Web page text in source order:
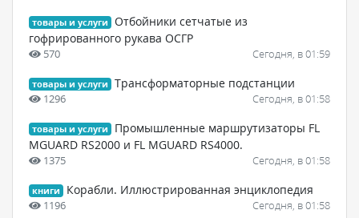
товары и услуги
Отбойники сетчатые из
гофрированного рукава ОСГР
570 Сегодня, в 01:59
товары и услуги Трансформаторные подстанции
1296 Сегодня, в 01:58
товары и услуги
Промышленные маршрутизаторы FL
MGUARD RS2000 и FL MGUARD RS4000.
1375 Сегодня, в 01:58
книги Корабли. Иллюстрированная энциклопедия
1196 Сегодня, в 01:58